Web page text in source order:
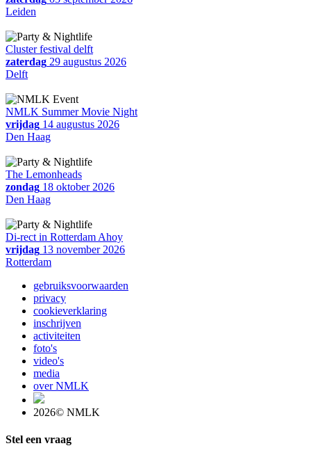
Leiden
Cluster festival delft
zaterdag 29 augustus 2026
Delft
NMLK Summer Movie Night
vrijdag 14 augustus 2026
Den Haag
The Lemonheads
zondag 18 oktober 2026
Den Haag
Di-rect in Rotterdam Ahoy
vrijdag 13 november 2026
Rotterdam
gebruiksvoorwaarden
privacy
cookieverklaring
inschrijven
activiteiten
foto's
video's
media
over NMLK
2026© NMLK
Stel een vraag